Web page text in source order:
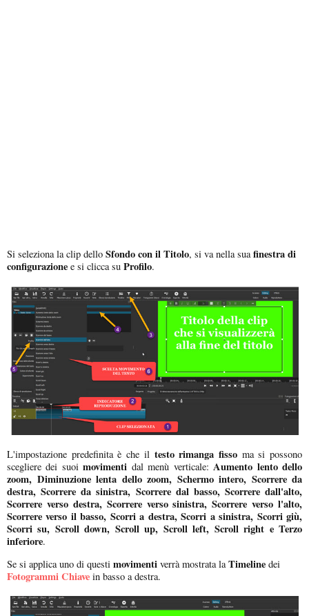
Si seleziona la clip dello Sfondo con il Titolo, si va nella suafinestra di
configurazione e si clicca su Profilo.
L'impostazione predefinita è che il testo rimanga fissoma si possono
scegliere dei suoimovimenti dal menù verticale:Aumento lento dello
zoom, Diminuzione lenta dello zoom, Schermo intero, Scorrere da
destra, Scorrere da sinistra, Scorrere dal basso, Scorrere dall'alto,
Scorrere verso destra, Scorrere verso sinistra, Scorrere verso l'alto,
Scorrere verso il basso, Scorri a destra, Scorri a sinistra, Scorri giù,
Scorri su, Scroll down, Scroll up, Scroll left, Scroll right e Terzo
inferiore.
Se si applica uno di questi movimenti verrà mostrata laTimeline dei
Fotogrammi Chiave in basso a destra.